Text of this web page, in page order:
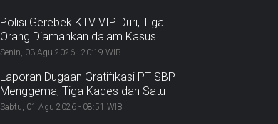
Polisi Gerebek KTV VIP Duri, Tiga
Orang Diamankan dalam Kasus
Dugaan Ekstasi
Senin, 03 Agu 2026 - 20:19 WIB
Laporan Dugaan Gratifikasi PT SBP
Menggema, Tiga Kades dan Satu
Lurah Inhu Diseret ke Kejaksaan
Sabtu, 01 Agu 2026 - 08:51 WIB